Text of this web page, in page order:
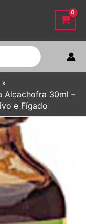
Alcachofra 30ml –
e Fígado